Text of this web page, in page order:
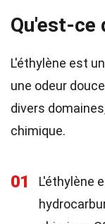
Qu'est-ce
L'éthylène est
une odeur
divers
chimique.
01
L'éthylène